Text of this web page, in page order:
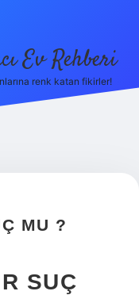
Ev Rehberi
renk katan fikirler!
MU ?
SUÇ